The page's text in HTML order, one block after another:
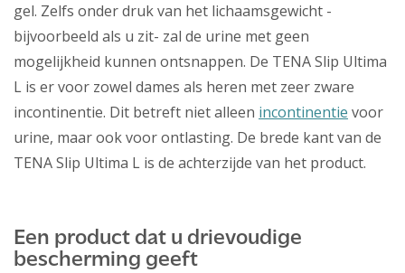
gel. Zelfs onder druk van het lichaamsgewicht -
bijvoorbeeld als u zit- zal de urine met geen
mogelijkheid kunnen ontsnappen. De TENA Slip Ultima
L is er voor zowel dames als heren met zeer zware
incontinentie. Dit betreft niet alleen incontinentie voor
urine, maar ook voor ontlasting. De brede kant van de
TENA Slip Ultima L is de achterzijde van het product.
Een product dat u drievoudige
bescherming geeft